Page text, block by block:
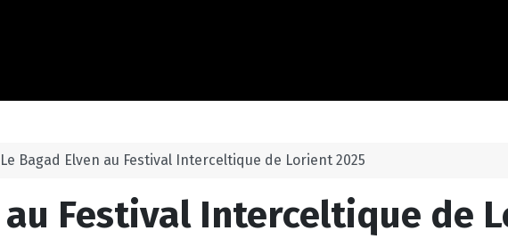
Le Bagad Elven au Festival Interceltique de Lorient 2025
au Festival Interceltique de